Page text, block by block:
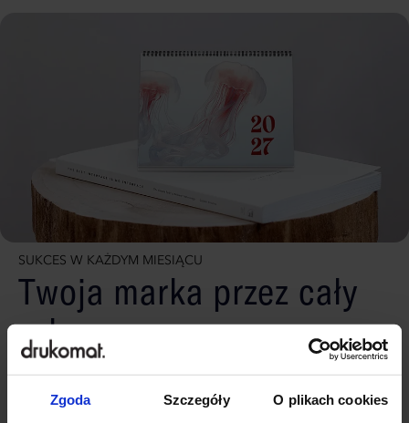
Zgoda Szczegóły O plikach cookies
SUKCES W KAŻDYM MIESIĄCU
Twoja marka przez cały
rok
Biurkowy kalendarz spiralowany to nie tylko praktyczny
Twojej firmy. Dzięki personalizacji okładki i kalendarium